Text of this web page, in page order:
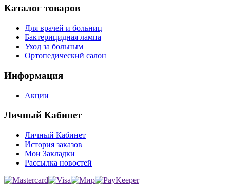
Каталог товаров
Для врачей и больниц
Бактерицидная лампа
Уход за больным
Ортопедический салон
Информация
Акции
Личный Кабинет
Личный Кабинет
История заказов
Мои Закладки
Рассылка новостей